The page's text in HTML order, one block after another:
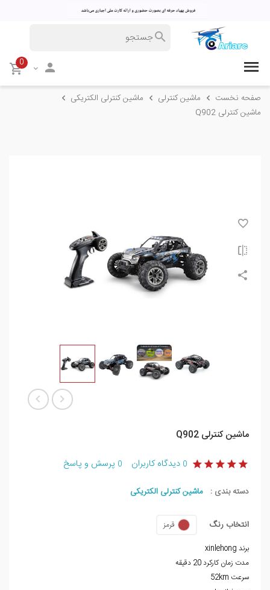
0
صفحه نخست ماشین کنترلی
ماشین کنترلی الکتریکی
ماشین کنترلی Q902
ماشین کنترلی Q902
0 دیدگاه کاربران 0 پرسش و پاسخ
دسته بندی : ماشین کنترلی الکتریکی
انتخاب رنگ
قرمز
برند xinlehong
مدت زمان کارکرد 20 دقیقه
سرعت 52km